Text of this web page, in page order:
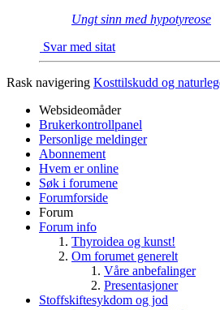
Ungt sinn med hypotyreose
Svar med sitat
Rask navigering Kosttilskudd og
Websideomåder
Brukerkontrollpanel
Personlige meldinger
Abonnement
Hvem er online
Søk i forumene
Forumforside
Forum
Forum info
Thyroidea og kunst!
Om forumet generelt
Våre anbefalinger
Presentasjoner
Stoffskiftesykdom og jod